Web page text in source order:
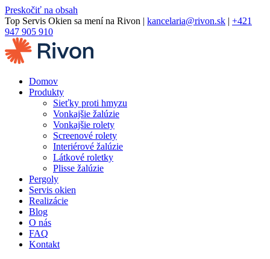
Preskočiť na obsah
Top Servis Okien sa mení na Rivon | kancelaria@rivon.sk | +421
947 905 910
Domov
Produkty
Sieťky proti hmyzu
Vonkajšie žalúzie
Vonkajšie rolety
Screenové rolety
Interiérové žalúzie
Látkové roletky
Plisse žalúzie
Pergoly
Servis okien
Realizácie
Blog
O nás
FAQ
Kontakt